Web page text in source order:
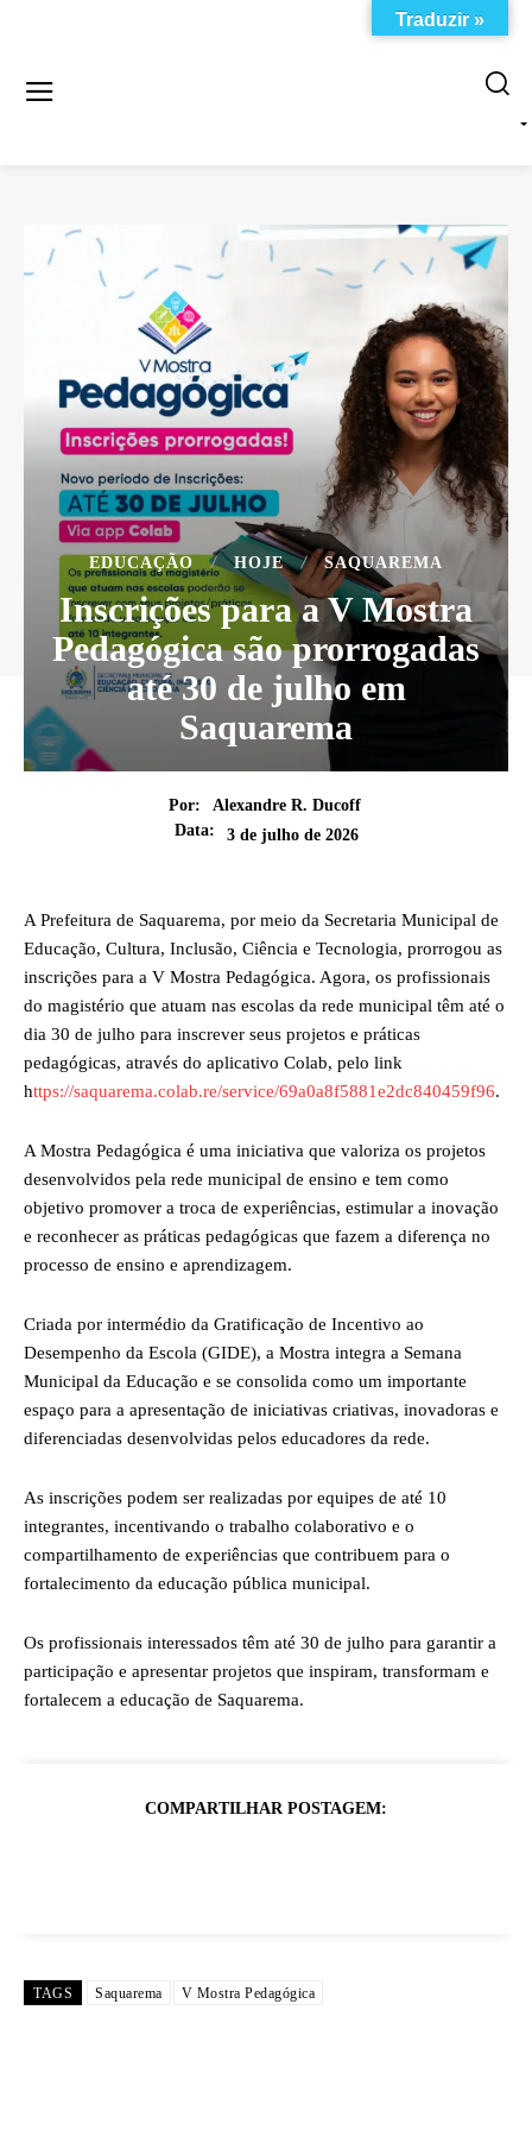
EDUCAÇÃO HOJE SAQUAREMA
Inscrições para a V Mostra
Pedagógica são prorrogadas
até 30 de julho em
Saquarema
Por:
Alexandre R. Ducoff
Data:
3 de julho de 2026
A Prefeitura de Saquarema, por meio da Secretaria Municipal de
Educação, Cultura, Inclusão, Ciência e Tecnologia, prorrogou as
inscrições para a V Mostra Pedagógica. Agora, os profissionais
do magistério que atuam nas escolas da rede municipal têm até o
dia 30 de julho para inscrever seus projetos e práticas
pedagógicas, através do aplicativo Colab, pelo link
https://saquarema.colab.re/service/69a0a8f5881e2dc840459f96.
A Mostra Pedagógica é uma iniciativa que valoriza os projetos
desenvolvidos pela rede municipal de ensino e tem como
objetivo promover a troca de experiências, estimular a inovação
e reconhecer as práticas pedagógicas que fazem a diferença no
processo de ensino e aprendizagem.
Criada por intermédio da Gratificação de Incentivo ao
Desempenho da Escola (GIDE), a Mostra integra a Semana
Municipal da Educação e se consolida como um importante
espaço para a apresentação de iniciativas criativas, inovadoras e
diferenciadas desenvolvidas pelos educadores da rede.
As inscrições podem ser realizadas por equipes de até 10
integrantes, incentivando o trabalho colaborativo e o
compartilhamento de experiências que contribuem para o
fortalecimento da educação pública municipal.
Os profissionais interessados têm até 30 de julho para garantir a
participação e apresentar projetos que inspiram, transformam e
fortalecem a educação de Saquarema.
COMPARTILHAR POSTAGEM:
TAGS Saquarema V Mostra Pedagógica
Traduzir »